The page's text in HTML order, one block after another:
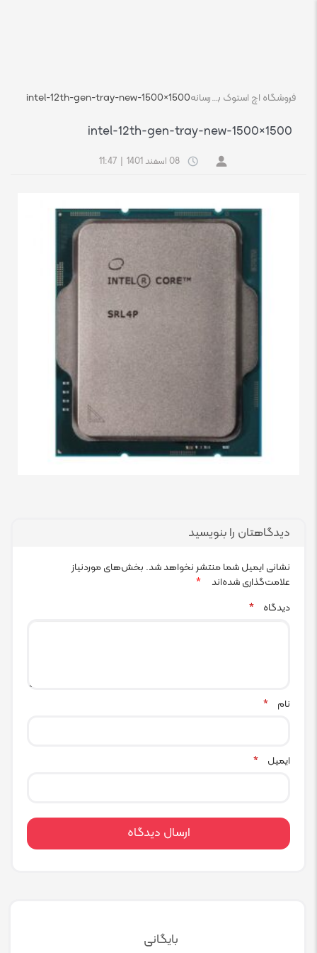
فروشگاه اچ استوک بازار انلاین تجهیزات کامپیوتر استوکرسانهintel-12th-gen-tray-new-1500×1500
intel-12th-gen-tray-new-1500×1500
08 اسفند 1401 11:47
دیدگاهتان را بنویسید
نشانی ایمیل شما منتشر نخواهد شد. بخش‌های موردنیاز
علامت‌گذاری شده‌اند
*
دیدگاه
*
نام *
ایمیل *
بایگانی